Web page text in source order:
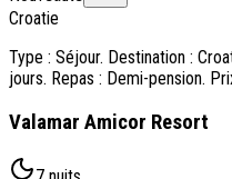
Croatie
Type : Séjour. Destination :
jours. Repas : Demi-pension.
Valamar Amicor Resort